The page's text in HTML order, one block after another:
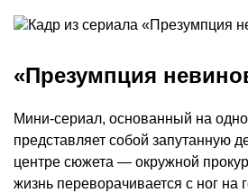
«Презумпция
Мини-сериал, основанный на
представляет собой запутанную
центре сюжета — окружной
жизнь переворачивается с ног на